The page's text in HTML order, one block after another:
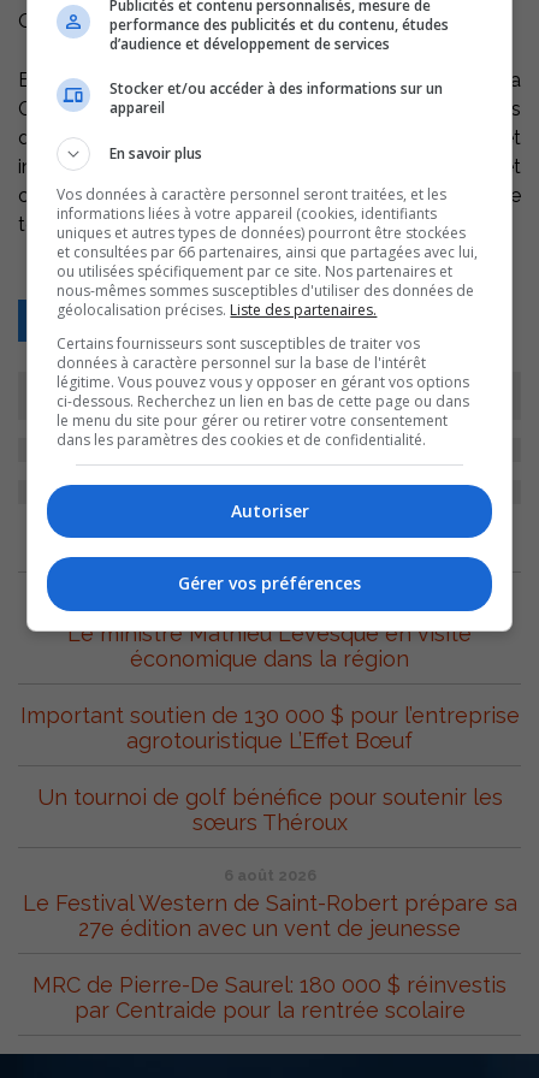
Québec.
En plus des représentants d’Emploi-Québec, la
Consultation 2004-2007 réunissait des représentants
d’entreprises, des milieux communautaires et
institutionnels et plusieurs autres partenaires et
collaborateurs s’intéressant au marché du travail sur le
territoire de la MRC.
Retour
ARCHIVES
Le ministre Mathieu Lévesque en visite
économique dans la région
Important soutien de 130 000 $ pour l’entreprise
agrotouristique L’Effet Bœuf
Un tournoi de golf bénéfice pour soutenir les
sœurs Théroux
6 août 2026
Le Festival Western de Saint-Robert prépare sa
27e édition avec un vent de jeunesse
MRC de Pierre-De Saurel: 180 000 $ réinvestis
par Centraide pour la rentrée scolaire
Publicités et contenu personnalisés, mesure de
performance des publicités et du contenu, études
d’audience et développement de services
Stocker et/ou accéder à des informations sur un
appareil
En savoir plus
Vos données à caractère personnel seront traitées, et les
informations liées à votre appareil (cookies, identifiants
uniques et autres types de données) pourront être stockées
et consultées par 66 partenaires, ainsi que partagées avec lui,
ou utilisées spécifiquement par ce site. Nos partenaires et
nous-mêmes sommes susceptibles d'utiliser des données de
géolocalisation précises. Liste des partenaires.
Certains fournisseurs sont susceptibles de traiter vos
données à caractère personnel sur la base de l'intérêt
légitime. Vous pouvez vous y opposer en gérant vos options
ci-dessous. Recherchez un lien en bas de cette page ou dans
le menu du site pour gérer ou retirer votre consentement
dans les paramètres des cookies et de confidentialité.
Autoriser
Gérer vos préférences